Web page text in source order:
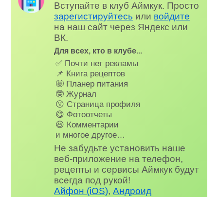
Вступайте в клуб Аймкук. Просто
зарегистируйтесь или войдите
на наш сайт через Яндекс или
ВК.
Для всех, кто в клубе...
✅ Почти нет рекламы
📌 Книга рецептов
🤩 Планер питания
🤓 Журнал
😗 Страница профиля
😋 Фотоотчеты
😃 Комментарии
и многое другое…
Не забудьте установить наше
веб-приложение на телефон,
рецепты и сервисы Аймкук будут
всегда под рукой!
Айфон (iOS),Андроид